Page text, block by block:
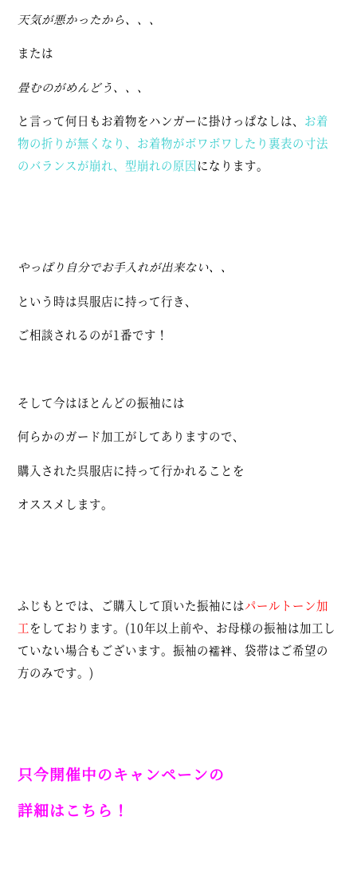
天気が悪かったから、、、
または
畳むのがめんどう、、、
と言って何日もお着物をハンガーに掛けっぱなしは、 お着
物の折りが無くなり、お着物がボワボワしたり裏表の寸法
のバランスが崩れ、型崩れの原因になります。
やっぱり自分でお手入れが出来ない、、
という時は呉服店に持って行き、
ご相談されるのが1番です！
そして今はほとんどの振袖には
何らかのガード加工がしてありますので、
購入された呉服店に持って行かれることを
オススメします。
ふじもとでは、ご購入して頂いた振袖にはパールトーン加
工をしております。(10年以上前や、お母様の振袖は加工し
ていない場合もございます。振袖の襦袢、袋帯はご希望の
方のみです。)
只今開催中のキャンペーンの
詳細はこちら！